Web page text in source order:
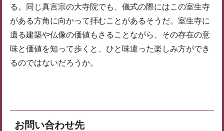
る。同じ真言宗の大寺院でも、儀式の際にはこの室生寺
がある方角に向かって拝むことがあるそうだ。室生寺に
遺る建築や仏像の価値もさることながら、その存在の意
味と価値を知って歩くと、ひと味違った楽しみ方ができ
るのではないだろうか。
お問い合わせ先